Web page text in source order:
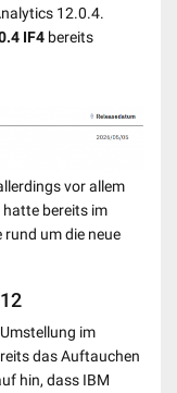
12.0.4.
IF4 bereits
vor allem
hatte bereits im
um die neue
im
das Auftauchen
hin, dass IBM